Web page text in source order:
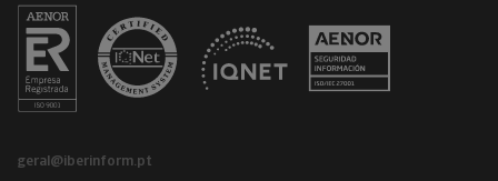
geral@iberinform.pt